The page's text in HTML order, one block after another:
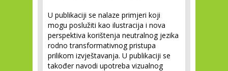
U publikaciji se nalaze primjeri koji
mogu poslužiti kao ilustracija i nova
perspektiva korištenja neutralnog jezika
rodno transformativnog pristupa
prilikom izvještavanja. U publikaciji se
također navodi upotreba vizualnog